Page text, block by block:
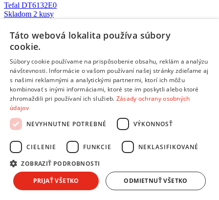
Tefal DT6132E0
Skladom 2 kusy
AEG M3GCP400
Na objednávku
7,00 €
Whirlpool 480181700939
Na objednávku
16,90 €
Whirlpool MWC015
10,90 €
Whirlpool SHA025
Na objednávku
13,00 €
Táto webová lokalita používa súbory
cookie.
Súbory cookie používame na prispôsobenie obsahu, reklám a analýzu
návštevnosti. Informácie o vašom používaní našej stránky zdieľame aj
s našimi reklamnými a analytickými partnermi, ktorí ich môžu
kombinovať s inými informáciami, ktoré ste im poskytli alebo ktoré
zhromaždili pri používaní ich služieb. Zásady ochrany osobných
údajov
NEVYHNUTNE POTREBNÉ
VÝKONNOSŤ
CIELENIE FUNKCIE NEKLASIFIKOVANÉ
ZOBRAZIŤ PODROBNOSTI
PRIJAŤ VŠETKO ODMIETNUŤ VŠETKO